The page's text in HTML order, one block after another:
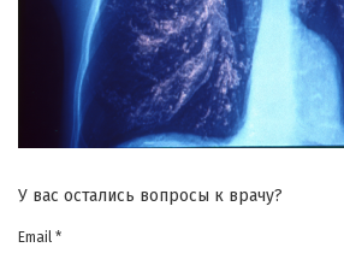
У вас остались вопросы к врачу?
Email *